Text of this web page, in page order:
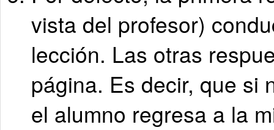
vista del profesor)
lección. Las otras
página. Es decir, que si
el alumno regresa a la